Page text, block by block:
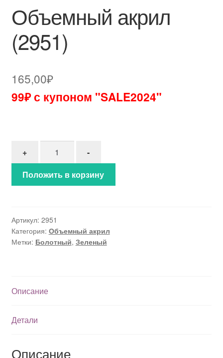
Объемный акрил
(2951)
165,00₽
99₽ с купоном "SALE2024"
+
-
Положить в корзину
Артикул: 2951
Категория: Объемный акрил
Метки: Болотный, Зеленый
Описание
Детали
Описание